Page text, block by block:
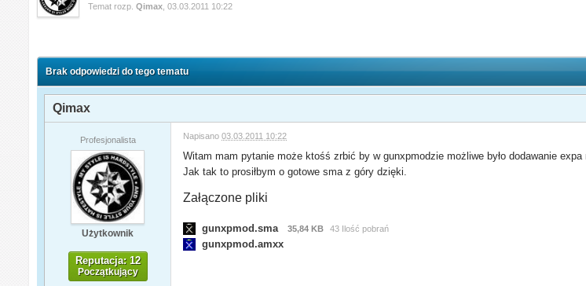
Temat rozp.Qimax ,03.03.2011 10:22
Brak odpowiedzi do tego tematu
Qimax
Profesjonalista
Użytkownik
Reputacja: 12
Początkujący
Napisano03.03.2011 10:22
Witam mam pytanie może ktośś zrbić by w gunxpmodzie możliwe było dodawanie expa
Jak tak to prosiłbym o gotowe sma z góry dzięki.
Załączone pliki
gunxpmod.sma 35,84 KB 43 Ilość pobrań
gunxpmod.amxx